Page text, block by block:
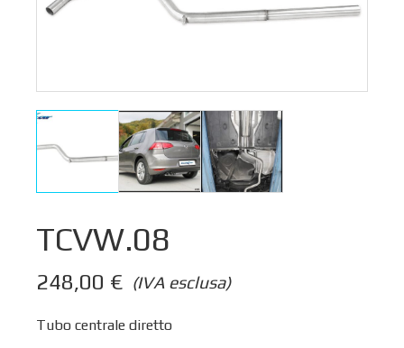
TCVW.08
(IVA esclusa)
248,00 €
Tubo centrale diretto